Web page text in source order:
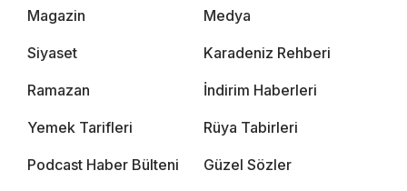
Magazin Medya
Siyaset Karadeniz Rehberi
Ramazan İndirim Haberleri
Yemek Tarifleri Rüya Tabirleri
Podcast Haber Bülteni Güzel Sözler